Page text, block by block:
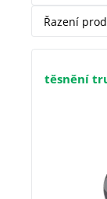
Řazení
těsnění